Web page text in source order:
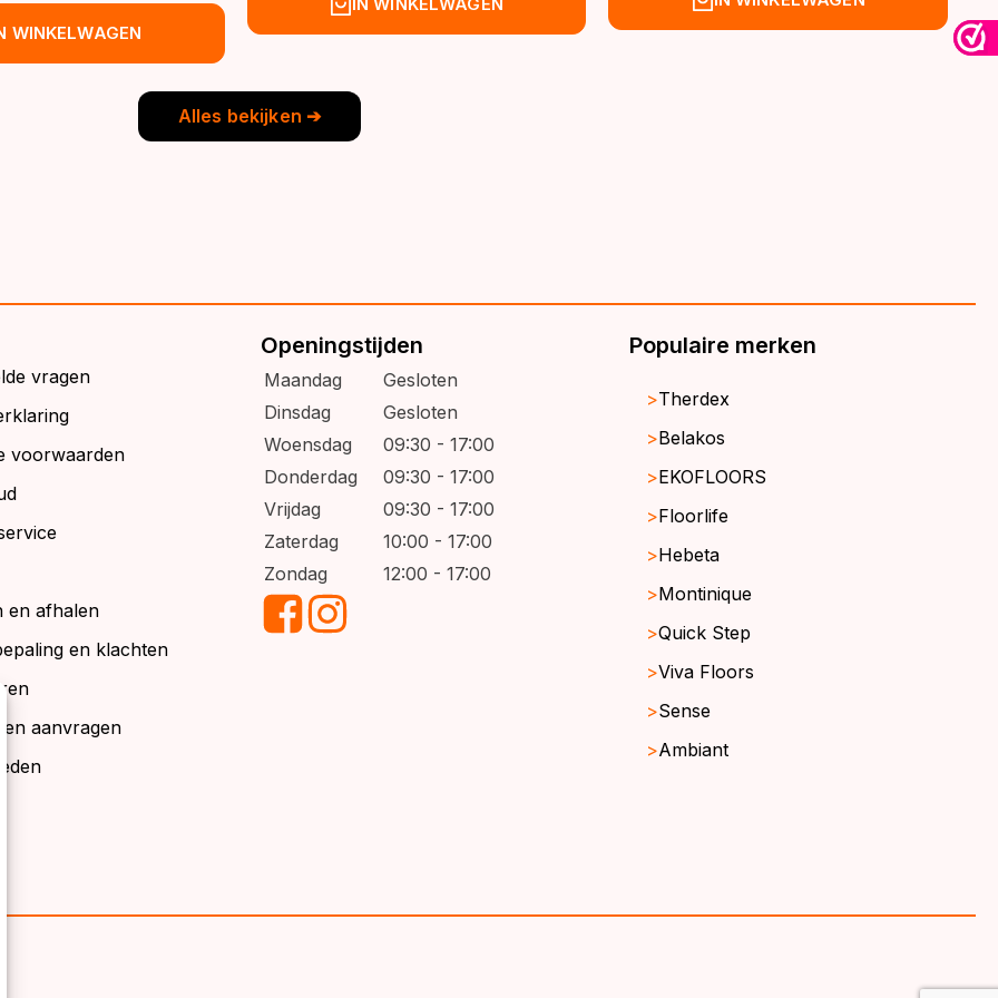
WINKELWAGEN
Alles bekijken ➔
vragen
voorwaarden
en afhalen
en klachten
aanvragen
Openingstijden
Maandag
Gesloten
Dinsdag
Gesloten
Woensdag
09:30 - 17:00
Donderdag
09:30 - 17:00
Vrijdag
09:30 - 17:00
Zaterdag
10:00 - 17:00
Zondag
12:00 - 17:00
Populaire merken
Therdex
Belakos
EKOFLOORS
Floorlife
Hebeta
Montinique
Quick Step
Viva Floors
Sense
Ambiant